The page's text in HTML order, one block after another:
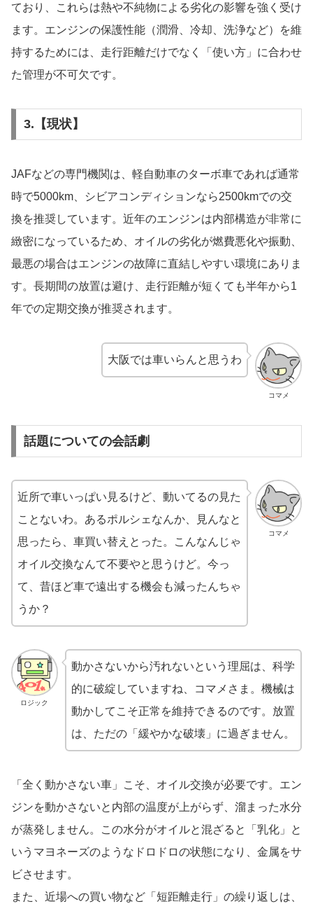
ており、これらは熱や不純物による劣化の影響を強く受け
ます。エンジンの保護性能（潤滑、冷却、洗浄など）を維
持するためには、走行距離だけでなく「使い方」に合わせ
た管理が不可欠です。
3.【現状】
JAFなどの専門機関は、軽自動車のターボ車であれば通常
時で5000km、シビアコンディションなら2500kmでの交
換を推奨しています。近年のエンジンは内部構造が非常に
緻密になっているため、オイルの劣化が燃費悪化や振動、
最悪の場合はエンジンの故障に直結しやすい環境にありま
す。長期間の放置は避け、走行距離が短くても半年から1
年での定期交換が推奨されます。
コマメ
大阪では車いらんと思うわ
話題についての会話劇
コマメ
近所で車いっぱい見るけど、動いてるの見た
ことないわ。あるポルシェなんか、見んなと
思ったら、車買い替えとった。こんなんじゃ
オイル交換なんて不要やと思うけど。今っ
て、昔ほど車で遠出する機会も減ったんちゃ
うか？
ロジック
動かさないから汚れないという理屈は、科学
的に破綻していますね、コマメさま。機械は
動かしてこそ正常を維持できるのです。放置
は、ただの「緩やかな破壊」に過ぎません。
「全く動かさない車」こそ、オイル交換が必要です。エン
ジンを動かさないと内部の温度が上がらず、溜まった水分
が蒸発しません。この水分がオイルと混ざると「乳化」と
いうマヨネーズのようなドロドロの状態になり、金属をサ
ビさせます。
また、近場への買い物など「短距離走行」の繰り返しは、